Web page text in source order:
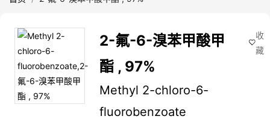
2-氟-6-溴苯甲酸甲
酯 , 97%
Methyl 2-chloro-6-
fluorobenzoate
收
藏